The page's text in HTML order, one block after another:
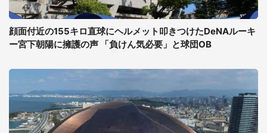
顔面付近の155キロ直球にヘルメット叩きつけたDeNAルーキ
ー宮下朝陽に擁護の声 「負けん気必要」と球団OB